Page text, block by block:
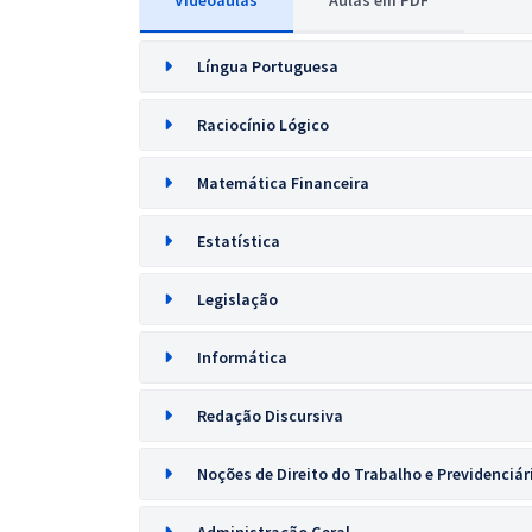
Língua Portuguesa
Raciocínio Lógico
Matemática Financeira
Estatística
Legislação
Informática
Redação Discursiva
Noções de Direito do Trabalho e